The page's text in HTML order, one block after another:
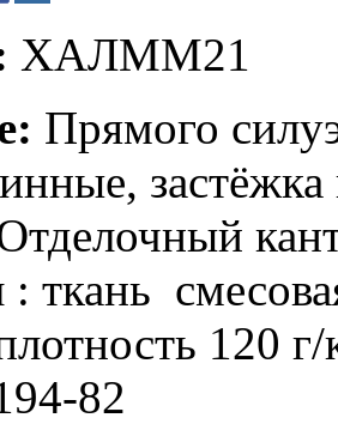
ХАЛММ21
Прямого
: ткань
120
82